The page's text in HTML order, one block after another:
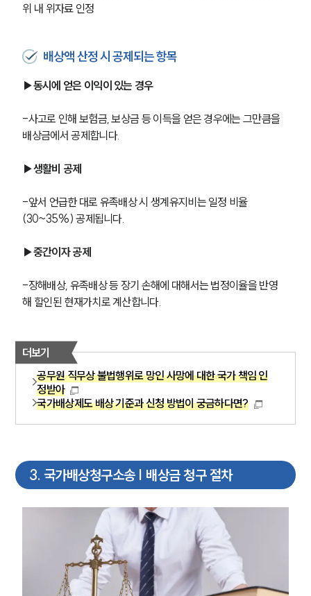
위 내 위자료 인정
배상액 산정 시 공제되는 항목
▶동시에 얻은 이익이 있는 경우
-사고로 인해 보험금, 보상금 등 이득을 얻은 경우에는 그만큼을
배상금에서 공제합니다.
▶생활비 공제
-앞서 언급한 대로 유족배상 시 생계유지비는 일정 비율
(30~35%) 공제됩니다.
▶중간이자 공제
-장해배상, 유족배상 등 장기 손해에 대해서는 법정이율을 반영
해 할인된 현재가치로 계산합니다.
더보기
공무원 직무상 불법행위로 망인 사망에 대한 국가 책임 인
정받아
국가배상제도 배상 기준과 신청 방법이 궁금하다면?
3. 국가배상청구소송 | 배상금 청구 절차